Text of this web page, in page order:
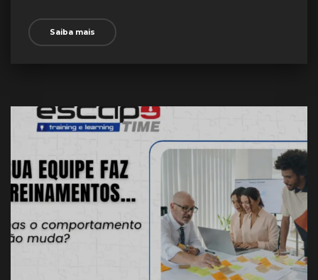
Saiba mais